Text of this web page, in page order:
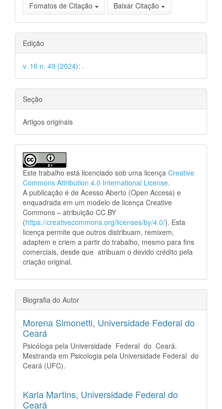
Fomatos de Citação Baixar Citação
Edição
v. 16 n. 49 (2024): .
Seção
Artigos originais
Este trabalho está licenciado sob uma licença Creative
Commons Attribution 4.0 International License.
A publicação é de Acesso Aberto (Open Access) e
enquadrada em um modelo de licença Creative
Commons – atribuição CC BY
(https://creativecommons.org/licenses/by/4.0/). Esta
licença permite que outros distribuam, remixem,
adaptem e criem a partir do trabalho, mesmo para fins
comerciais, desde que atribuam o devido crédito pela
criação original.
Biografia do Autor
Morena Simonetti, Universidade Federal do
Ceará
Psicóloga pela Universidade Federal do Ceará.
Mestranda em Psicologia pela Universidade Federal do
Ceará (UFC).
Karla Martins, Universidade Federal do
Ceará